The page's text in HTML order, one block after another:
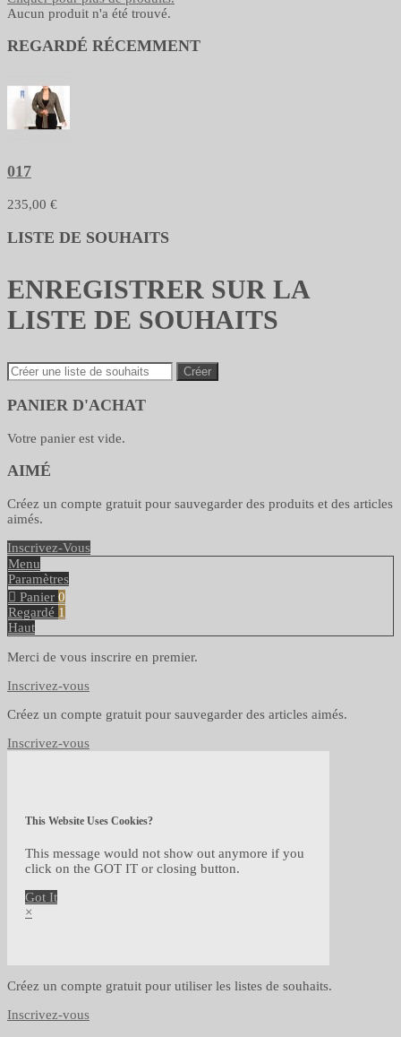
Aucun produit n'a été trouvé.
REGARDÉ RÉCEMMENT
017
235,00 €
LISTE DE SOUHAITS
ENREGISTRER SUR LA
LISTE DE SOUHAITS
Créer
PANIER D'ACHAT
Votre panier est vide.
AIMÉ
Créez un compte gratuit pour sauvegarder des produits et des articles
aimés.
Inscrivez-Vous
Menu
Paramètres
Panier 0
Regardé 1
Haut
Merci de vous inscrire en premier.
Inscrivez-vous
Créez un compte gratuit pour sauvegarder des articles aimés.
Inscrivez-vous
This Website Uses Cookies?
This message would not show out anymore if you
click on the GOT IT or closing button.
Got It
×
Créez un compte gratuit pour utiliser les listes de souhaits.
Inscrivez-vous